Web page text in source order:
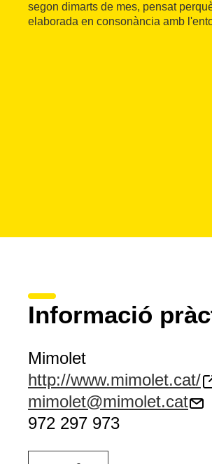
segon dimarts de mes, pensat
elaborada en consonància amb
Informació
Mimolet
http://www.mimolet.cat/
mimolet@mimolet.cat
972 297 973